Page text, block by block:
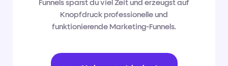
Funnels sparst du viel Zeit und erzeugst auf
Knopfdruck professionelle und
funktionierende Marketing-Funnels.